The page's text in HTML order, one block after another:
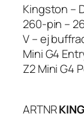
Kingston –
260-pin –
V – ej
Mini G4
Z2 Mini G4
ARTNR